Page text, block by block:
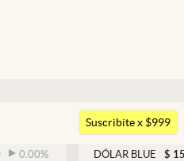
Argentina
Suscribite x $999
DÓLAR BLUE $ 1530 -0.65